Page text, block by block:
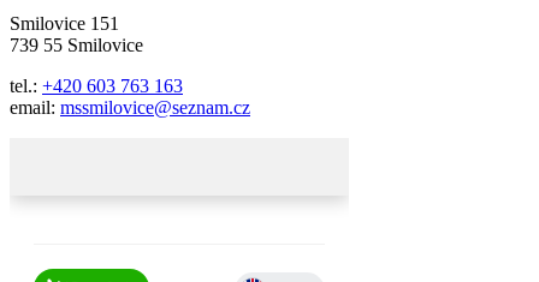
Smilovice 151
739 55 Smilovice
tel.: +420 603 763 163
email: mssmilovice@seznam.cz